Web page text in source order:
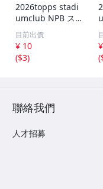
2026topps stadi
umclub NPB ス
タジアムクラブ 1
68 オリックスバ
ファローズ 杉本
裕太郎
目前出價
¥ 10
($3)
(
聯絡我們
人才招募